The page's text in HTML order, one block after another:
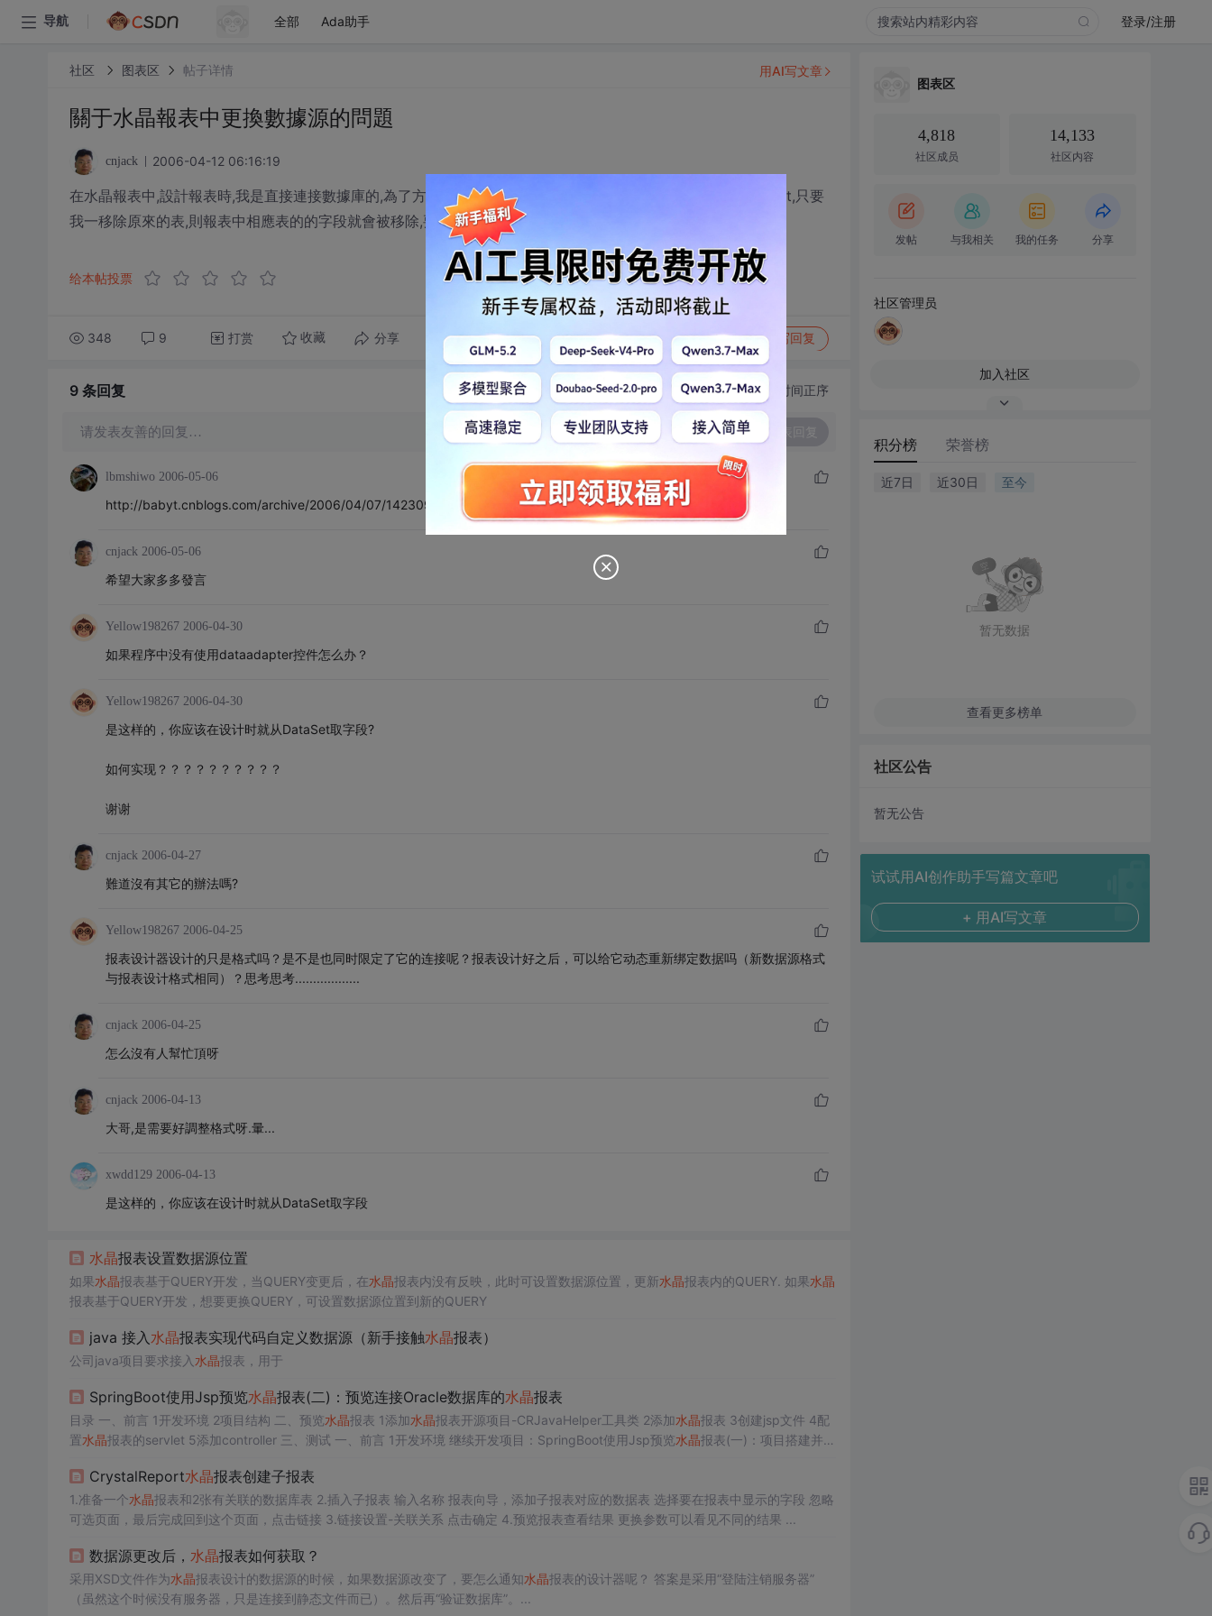
导航 全部 Ada助手 登录/注册
社区 图表区 帖子详情
關于水晶報表中更換數據源的問題
cnjack 2006-04-12 06:16:19
在水晶報表中,設計報表時,我是直接連接數據庫的,為了方便調整格式,現在報表做好了,我要將數據源變更為DataSet,只要
我一移除原來的表,則報表中相應表的的字段就會被移除,要怎么處理呀?
给本帖投票
348 9 打赏 收藏 分享 转发到动态 举报 写回复
用AI写文章
9 条回复 切换为时间正序
请发表友善的回复…
lbmshiwo 2006-05-06
http://babyt.cnblogs.com/archive/2006/04/07/142309.html
cnjack 2006-05-06
希望大家多多發言
Yellow198267 2006-04-30
如果程序中没有使用dataadapter控件怎么办？
Yellow198267 2006-04-30
是这样的，你应该在设计时就从DataSet取字段?
如何实现？？？？？？？？？？
谢谢
cnjack 2006-04-27
難道沒有其它的辦法嗎?
Yellow198267 2006-04-25
报表设计器设计的只是格式吗？是不是也同时限定了它的连接呢？报表设计好之后，可以给它动态重新绑定数据吗（新数据源格式
与报表设计格式相同）？思考思考..................
cnjack 2006-04-25
怎么沒有人幫忙頂呀
cnjack 2006-04-13
大哥,是需要好調整格式呀.暈...
xwdd129 2006-04-13
是这样的，你应该在设计时就从DataSet取字段
水晶报表设置数据源位置
如果 水晶报表基于QUERY开发，当QUERY变更后，在水晶报表内没有反映，此时可设置数据源位置，更新水晶报表内的QUERY. 如果 水晶
报表基于QUERY开发，想要更换QUERY，可设置数据源位置到新的QUERY
java 接入水晶报表实现代码自定义数据源（新手接触水晶报表）
公司java项目要求接入 水晶报表，用于
SpringBoot使用Jsp预览水晶报表(二)：预览连接Oracle数据库的水晶报表
目录 一、前言 1开发环境 2项目结构 二、预览水晶 报表 1添加水晶 报表开源项目-CRJavaHelper工具类 2添加水晶报表 3创建jsp文件 4配
置水晶 报表的servlet 5添加controller 三、测试 一、前言 1开发环境 继续开发项目：SpringBoot使用Jsp预览水晶报表(一)：项目搭建并预
CrystalReport水晶报表创建子报表
1.准备一个水晶报表和2张有关联的数据库表 2.插入子报表 输入名称 报表向导，添加子报表对应的数据表 选择要在报表中显示的字段 忽略
数据源更改后， 水晶报表如何获取？
采用XSD文件作为水晶报表设计的数据源的时候，如果数据源改变了，要怎么通知水晶报表的设计器呢？ 答案是采用“登陆注销服务器”
（虽然这个时候没有服务器，只是连接到静态文件而已）。然后再“验证数据库”。...
图表区
4,818
社区成员
14,133
社区内容
发帖 与我相关 我的任务 分享
社区管理员
加入社区
积分榜 荣誉榜
近7日 近30日 至今
暂无数据
查看更多榜单
社区公告
暂无公告
试试用AI创作助手写篇文章吧
+ 用AI写文章